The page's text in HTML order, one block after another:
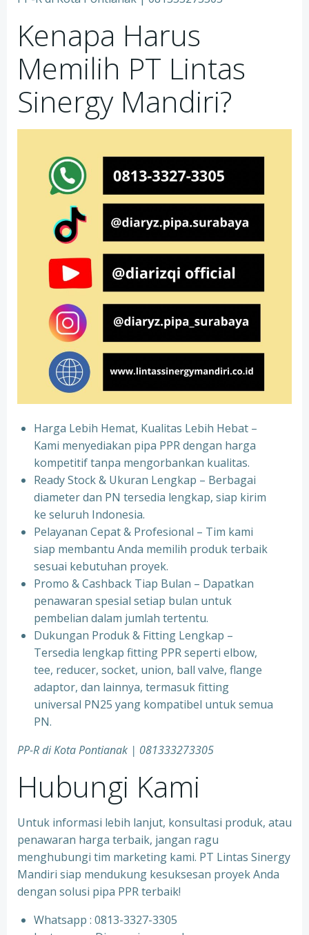
Kenapa Harus
Memilih PT Lintas
Sinergy Mandiri?
Harga Lebih Hemat, Kualitas Lebih Hebat –
Kami menyediakan pipa PPR dengan harga
kompetitif tanpa mengorbankan kualitas.
⁠Ready Stock & Ukuran Lengkap – Berbagai
diameter dan PN tersedia lengkap, siap kirim
ke seluruh Indonesia.
⁠Pelayanan Cepat & Profesional – Tim kami
siap membantu Anda memilih produk terbaik
sesuai kebutuhan proyek.
⁠Promo & Cashback Tiap Bulan – Dapatkan
penawaran spesial setiap bulan untuk
pembelian dalam jumlah tertentu.
⁠Dukungan Produk & Fitting Lengkap –
Tersedia lengkap fitting PPR seperti elbow,
tee, reducer, socket, union, ball valve, flange
adaptor, dan lainnya, termasuk fitting
universal PN25 yang kompatibel untuk semua
PN.
PP-R di KotaPontianak | 081333273305
Hubungi Kami
Untuk informasi lebih lanjut, konsultasi produk, atau
penawaran harga terbaik, jangan ragu
menghubungi tim marketing kami. PT Lintas Sinergy
Mandiri siap mendukung kesuksesan proyek Anda
dengan solusi pipa PPR terbaik!
Whatsapp : 0813-3327-3305